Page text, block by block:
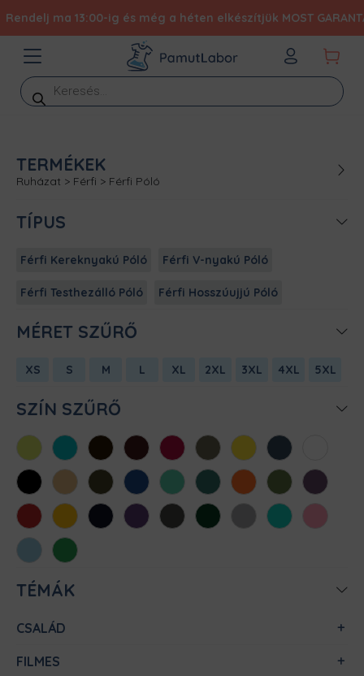
ma 13:00-ig és még a héten elkészítjük MOST
Products
search
TERMÉKEK
Ruházat > Férfi > Férfi Póló
TÍPUS
Férfi Kereknyakú Póló Férfi V-nyakú Póló
Férfi Testhezálló Póló Férfi Hosszúujjú Póló
MÉRET SZŰRŐ
XS S M L XL 2XL 3XL 4XL 5XL
SZÍN SZŰRŐ
AlmazöldAtollkékBarnaBordóChili Cink Citromsárga
Denim
FeketeHomokKhaki KirálykékMentaMéregzöld
NarancsOliva Padlizsán
Piros SárgaSötétkékSötétlilaSötétszürke
SötétzöldSportszürke
Türkiz
Világos
rózsaszín
Világoskék
Zöld
TÉMÁK
CSALÁD
FILMES